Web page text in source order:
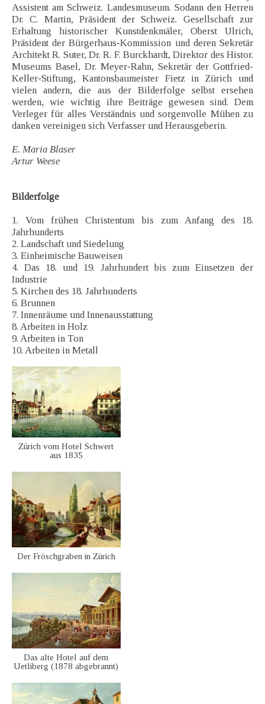
Assistent am Schweiz. Landesmuseum. Sodann den Herren
Dr. C. Martin, Präsident der Schweiz. Gesellschaft zur
Erhaltung historischer Kunstdenkmäler, Oberst Ulrich,
Präsident der Bürgerhaus-Kommission und deren Sekretär
Architekt R. Suter, Dr. R. F. Burckhardt, Direktor des Histor.
Museums Basel, Dr. Meyer-Rahn, Sekretär der Gottfried-
Keller-Stiftung, Kantonsbaumeister Fietz in Zürich und
vielen andern, die aus der Bilderfolge selbst ersehen
werden, wie wichtig ihre Beiträge gewesen sind. Dem
Verleger für alles Verständnis und sorgenvolle Mühen zu
danken vereinigen sich Verfasser und Herausgeberin.
E. Maria Blaser
Artur Weese
Bilderfolge
1. Vom frühen Christentum bis zum Anfang des 18.
Jahrhunderts
2. Landschaft und Siedelung
3. Einheimische Bauweisen
4. Das 18. und 19. Jahrhundert bis zum Einsetzen der
Industrie
5. Kirchen des 18. Jahrhunderts
6. Brunnen
7. Innenräume und Innenausstattung
8. Arbeiten in Holz
9. Arbeiten in Ton
10. Arbeiten in Metall
Zürich vom Hotel Schwert
aus 1835
Der Fröschgraben in Zürich
Das alte Hotel auf dem
Uetliberg (1878 abgebrannt)